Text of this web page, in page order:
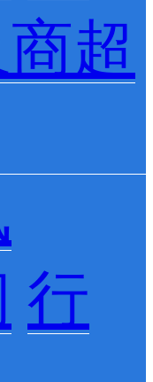
超
行